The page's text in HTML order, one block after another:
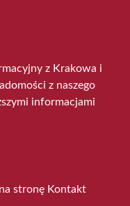
z Krakowa i
z naszego
informacjami
stronę Kontakt